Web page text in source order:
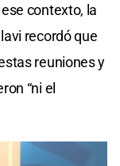
contexto, la
recordó que
reuniones y
“ni el